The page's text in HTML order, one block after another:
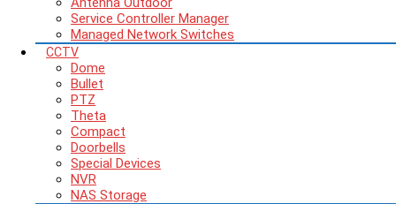
Service Controller Manager
Managed Network Switches
CCTV
Dome
Bullet
PTZ
Theta
Compact
Doorbells
Special Devices
NVR
NAS Storage